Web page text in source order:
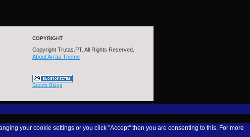
COPYRIGHT
Copyright Trutas.PT. All Rights Reserved.
About Arras.Theme
Sports Blogs
your cookie settings or you click "Accept" then you are consenting to this. For more